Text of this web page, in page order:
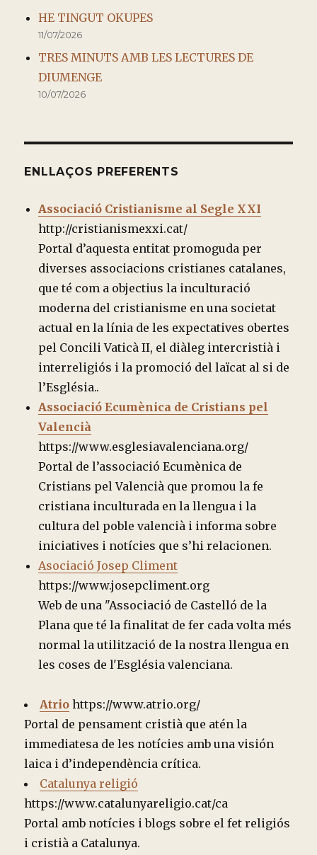
HE TINGUT OKUPES
11/07/2026
TRES MINUTS AMB LES LECTURES DE
DIUMENGE
10/07/2026
ENLLAÇOS PREFERENTS
Associació Cristianisme al Segle XXI
http://cristianismexxi.cat/
Portal d’aquesta entitat promoguda per
diverses associacions cristianes catalanes,
que té com a objectius la inculturació
moderna del cristianisme en una societat
actual en la línia de les expectatives obertes
pel Concili Vaticà II, el diàleg intercristià i
interreligiós i la promoció del laïcat al si de
l’Església..
Associació Ecumènica de Cristians pel
Valencià
https://www.esglesiavalenciana.org/
Portal de l’associació Ecumènica de
Cristians pel Valencià que promou la fe
cristiana inculturada en la llengua i la
cultura del poble valencià i informa sobre
iniciatives i notícies que s’hi relacionen.
Asociació Josep Climent
https://www.josepcliment.org
Web de una "Associació de Castelló de la
Plana que té la finalitat de fer cada volta més
normal la utilització de la nostra llengua en
les coses de l'Església valenciana.
Atrio https://www.atrio.org/
Portal de pensament cristià que atén la
immediatesa de les notícies amb una visión
laica i d’independència crítica.
Catalunya religió
https://www.catalunyareligio.cat/ca
Portal amb notícies i blogs sobre el fet religiós
i cristià a Catalunya.